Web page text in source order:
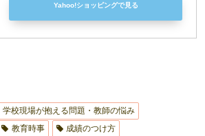
Yahoo!ショッピングで見る
学校現場が抱える問題・教師の悩み
教育時事 成績のつけ方